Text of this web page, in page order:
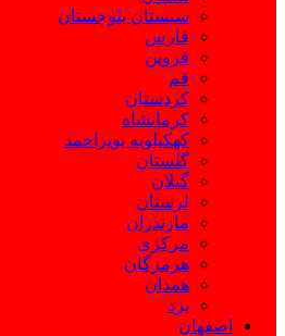
سیستان بلوچستان
فارس
قزوین
قم
کردستان
کرمانشاه
کهکیلویه بویراحمد
گلستان
گیلان
لرستان
مازندران
مرکزی
هرمزگان
همدان
یزد
اصفهان